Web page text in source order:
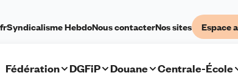
Syndicalisme HebdoNous contacterNos sites Espace
Fédération DGFiP Douane Centrale-École